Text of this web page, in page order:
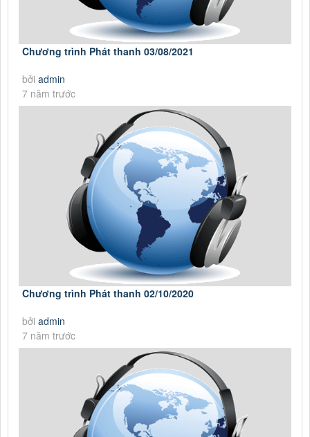
Chương trình Phát thanh 03/08/2021
bởi admin
7 năm trước
Chương trình Phát thanh 02/10/2020
bởi admin
7 năm trước